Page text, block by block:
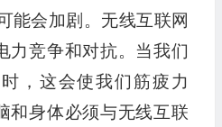
能会加剧。无线互联网
力竞争和对抗。当我们
，这会使我们筋疲力
和身体必须与无线互联